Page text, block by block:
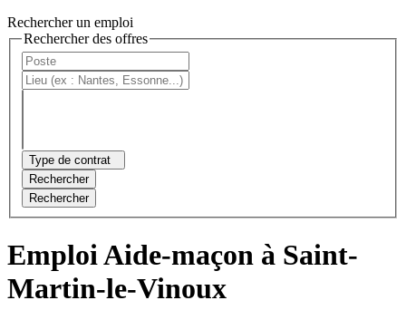
Rechercher un emploi
Rechercher des offres
Type de contrat
Rechercher
Rechercher
Emploi Aide-maçon à Saint-
Martin-le-Vinoux